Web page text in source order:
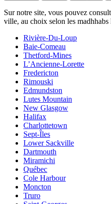
Sur notre site, vous pouvez
ville, au choix selon les madhhabs
Rivière-Du-Loup
Baie-Comeau
Thetford-Mines
L’Ancienne-Lorette
Fredericton
Rimouski
Edmundston
Lutes Mountain
New Glasgow
Halifax
Charlottetown
Sept-Îles
Lower Sackville
Dartmouth
Miramichi
Québec
Cole Harbour
Moncton
Truro